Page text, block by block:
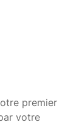
premier
votre